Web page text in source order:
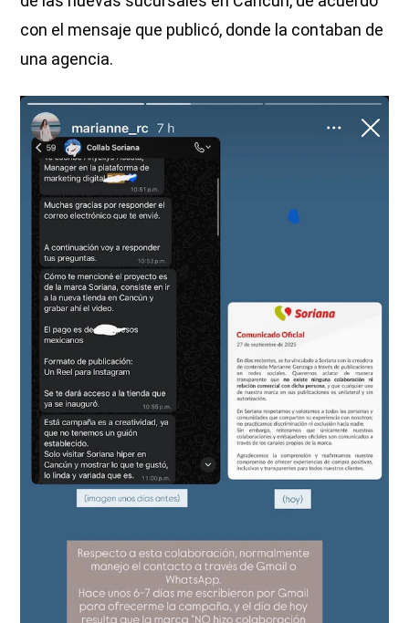
con el mensaje que publicó, donde la contaban de
una agencia.